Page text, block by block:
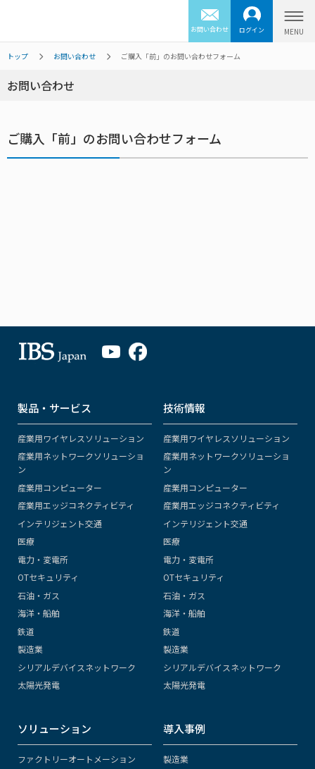
お問い合わせ ログイン
トップ お問い合わせ ご購入「前」のお問い合わせフォーム
お問い合わせ
ご購入「前」のお問い合わせフォーム
製品・サービス
産業用ワイヤレスソリューション
産業用ネットワークソリューショ
ン
産業用コンピューター
産業用エッジコネクティビティ
インテリジェント交通
医療
電力・変電所
OTセキュリティ
石油・ガス
海洋・船舶
鉄道
製造業
シリアルデバイスネットワーク
太陽光発電
技術情報
産業用ワイヤレスソリューション
産業用ネットワークソリューショ
ン
産業用コンピューター
産業用エッジコネクティビティ
インテリジェント交通
医療
電力・変電所
OTセキュリティ
石油・ガス
海洋・船舶
鉄道
製造業
シリアルデバイスネットワーク
太陽光発電
ソリューション
ファクトリーオートメーション
導入事例
製造業